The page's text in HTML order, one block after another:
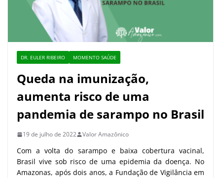
DR. EULER RIBEIRO MOMENTO SAÚDE
Queda na imunização,
aumenta risco de uma
pandemia de sarampo no Brasil
19 de julho de 2022 Valor Amazônico
Com a volta do sarampo e baixa cobertura vacinal,
Brasil vive sob risco de uma epidemia da doença. No
Amazonas, após dois anos, a Fundação de Vigilância em